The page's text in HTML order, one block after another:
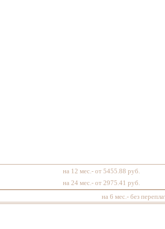
на 12 мес.- от 5455.88 руб.
на 24 мес.- от 2975.41 руб.
на 6 мес.- без